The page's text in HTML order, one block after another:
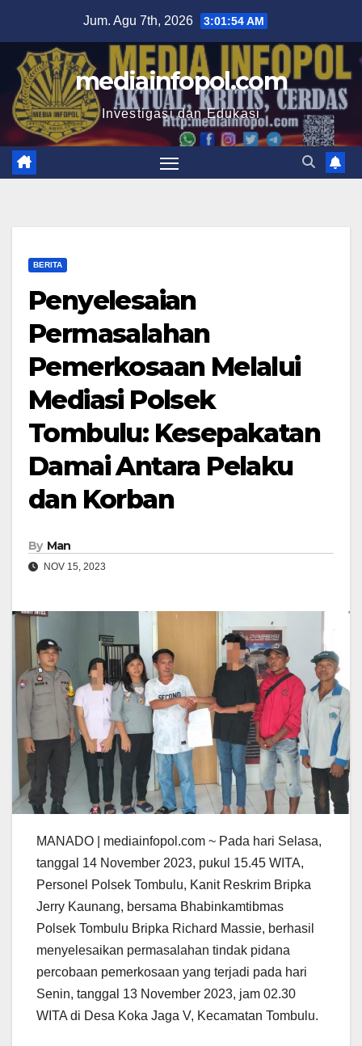
content
Jum. Agu 7th, 2026 3:01:55 AM
mediainfopol.com
Investigasi dan Edukasi
BERITA
Penyelesaian
Permasalahan
Pemerkosaan Melalui
Mediasi Polsek
Tombulu: Kesepakatan
Damai Antara Pelaku
dan Korban
By Man
NOV 15, 2023
MANADO | mediainfopol.com ~ Pada hari Selasa,
tanggal 14 November 2023, pukul 15.45 WITA,
Personel Polsek Tombulu, Kanit Reskrim Bripka
Jerry Kaunang, bersama Bhabinkamtibmas
Polsek Tombulu Bripka Richard Massie, berhasil
menyelesaikan permasalahan tindak pidana
percobaan pemerkosaan yang terjadi pada hari
Senin, tanggal 13 November 2023, jam 02.30
WITA di Desa Koka Jaga V, Kecamatan Tombulu.